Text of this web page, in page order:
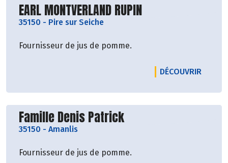
Découvrir le producteur
EARL MONTVERLAND RUPIN
35150 - Pire sur Seiche
Fournisseur de jus de pomme.
DÉCOUVRIR
Découvrir le producteur
Famille Denis Patrick
35150 - Amanlis
Fournisseur de jus de pomme.